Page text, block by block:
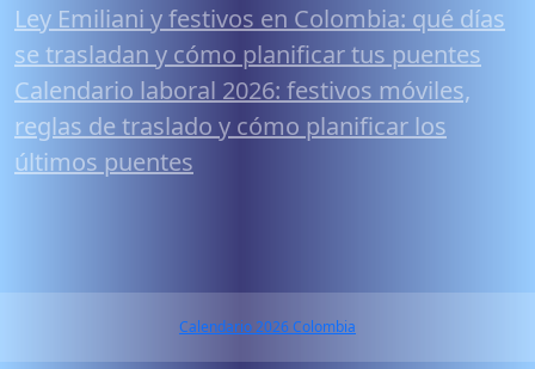
Ley Emiliani y festivos en Colombia: qué días
se trasladan y cómo planificar tus puentes
Calendario laboral 2026: festivos móviles,
reglas de traslado y cómo planificar los
últimos puentes
Calendario 2026 Colombia